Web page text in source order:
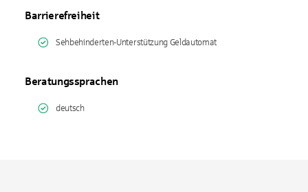
Barrierefreiheit
Sehbehinderten-Unterstützung Geldautomat
Beratungssprachen
deutsch